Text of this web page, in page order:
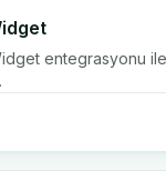
entegrasyonu